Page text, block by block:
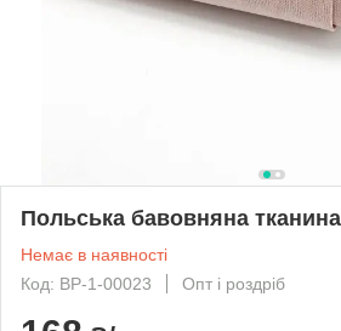
Польська бавовняна
Немає в наявності
Код: BP-1-00023
Опт і роздріб